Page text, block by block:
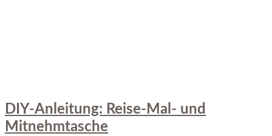
DIY-Anleitung: Reise-Mal- und
Mitnehmtasche